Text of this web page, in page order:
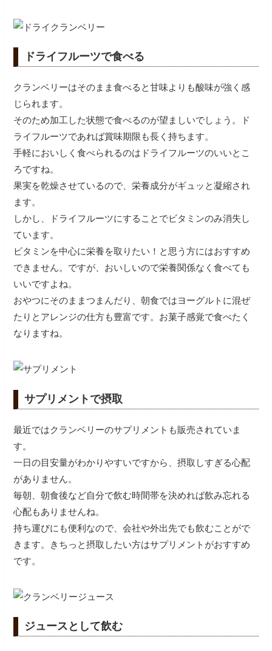
ドライフルーツで食べる
クランベリーはそのまま食べると甘味よりも酸味が強く感
じられます。
そのため加工した状態で食べるのが望ましいでしょう。ド
ライフルーツであれば賞味期限も長く持ちます。
手軽においしく食べられるのはドライフルーツのいいとこ
ろですね。
果実を乾燥させているので、栄養成分がギュッと凝縮され
ます。
しかし、ドライフルーツにすることでビタミンのみ消失し
ています。
ビタミンを中心に栄養を取りたい！と思う方にはおすすめ
できません。ですが、おいしいので栄養関係なく食べても
いいですよね。
おやつにそのままつまんだり、朝食ではヨーグルトに混ぜ
たりとアレンジの仕方も豊富です。お菓子感覚で食べたく
なりますね。
サプリメントで摂取
最近ではクランベリーのサプリメントも販売されていま
す。
一日の目安量がわかりやすいですから、摂取しすぎる心配
がありません。
毎朝、朝食後など自分で飲む時間帯を決めれば飲み忘れる
心配もありませんね。
持ち運びにも便利なので、会社や外出先でも飲むことがで
きます。きちっと摂取したい方はサプリメントがおすすめ
です。
ジュースとして飲む